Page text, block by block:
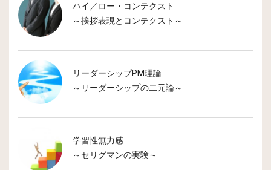
ハイ／ロー・コンテクスト
～挨拶表現とコンテクスト～
リーダーシップPM理論
～リーダーシップの二元論～
学習性無力感
～セリグマンの実験～